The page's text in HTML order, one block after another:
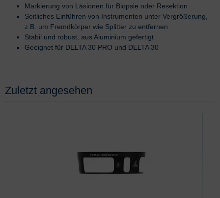
Markierung von Läsionen für Biopsie oder Resektion
Seitliches Einführen von Instrumenten unter Vergrößerung,
z.B. um Fremdkörper wie Splitter zu entfernen
Stabil und robust, aus Aluminium gefertigt
Geeignet für DELTA 30 PRO und DELTA 30
Zuletzt angesehen